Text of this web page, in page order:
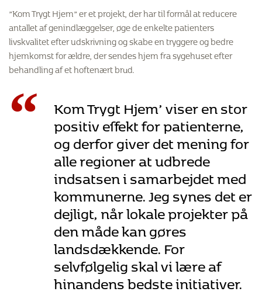
”Kom Trygt Hjem” er et projekt, der har til formål at reducere
antallet af genindlæggelser, øge de enkelte patienters
livskvalitet efter udskrivning og skabe en tryggere og bedre
hjemkomst for ældre, der sendes hjem fra sygehuset efter
behandling af et hoftenært brud.
“ Kom Trygt Hjem’ viser en stor
positiv effekt for patienterne,
og derfor giver det mening for
alle regioner at udbrede
indsatsen i samarbejdet med
kommunerne. Jeg synes det er
dejligt, når lokale projekter på
den måde kan gøres
landsdækkende. For
selvfølgelig skal vi lære af
hinandens bedste initiativer.